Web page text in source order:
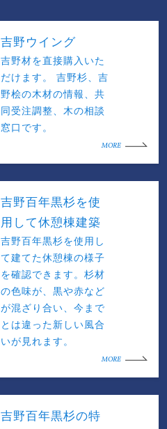
吉野ウイング
吉野材を直接購入いた
だけます。 吉野杉、吉
野桧の木材の情報、共
同受注調整、木の相談
窓口です。
MORE
吉野百年黒杉を使
用して休憩棟建築
吉野百年黒杉を使用し
て建てた休憩棟の様子
を確認できます。杉材
の色味が、黒や赤など
が混ざり合い、今まで
とは違った新しい風合
いが見れます。
MORE
吉野百年黒杉の特